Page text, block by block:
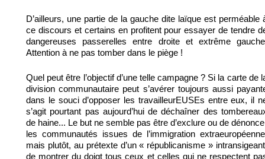
D’ailleurs, une partie de la gauche dite laïque est perméable
ce discours et certains en profitent pour essayer de tendre
dangereuses passerelles entre droite et extrême
Attention à ne pas tomber dans le piège !
Quel peut être l’objectif d’une telle campagne ? Si la carte de
division communautaire peut s’avérer toujours aussi
dans le souci d’opposer les travailleurEUSEs entre eux, il
s’agit pourtant pas aujourd’hui de déchaîner des
de haine... Le but ne semble pas être d’exclure ou de
les communautés issues de l’immigration
mais plutôt, au prétexte d’un « républicanisme »
de montrer du doigt tous ceux et celles qui ne respectent